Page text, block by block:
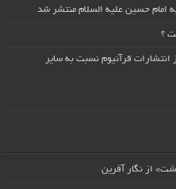
امام حسین علیه السلام منتشر شد
؟
انتشارات قرآنیوم نسبت به سایر
از نگار آفرین